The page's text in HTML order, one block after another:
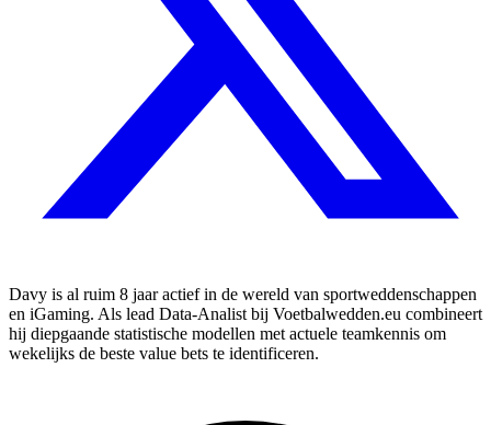
Davy is al ruim 8 jaar actief in de wereld van sportweddenschappen
en iGaming. Als lead Data-Analist bij Voetbalwedden.eu combineert
hij diepgaande statistische modellen met actuele teamkennis om
wekelijks de beste value bets te identificeren.